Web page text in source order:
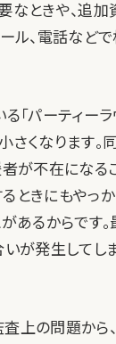
なときや、追
ル、電話など
「パーティーラ
くなります。
が不在になる
ときにもやっ
あるからです
が発生してし
上の問題から